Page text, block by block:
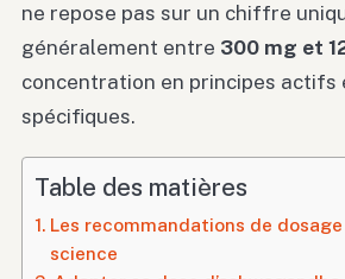
ne repose pas sur un chiffre
généralement entre 300 mg et
concentration en principes actifs
spécifiques.
Table des matières
Les recommandations de
science